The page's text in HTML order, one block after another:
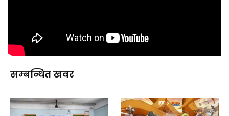
सम्बन्धित खवर